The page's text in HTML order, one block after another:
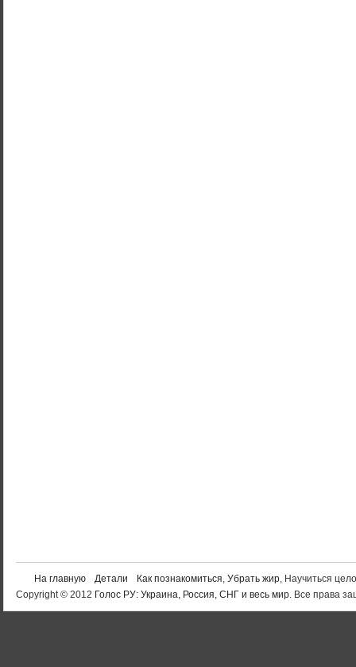
На главную Детали Как познакомиться, Убрать жир, Научиться
Copyright © 2012 Голос РУ: Украина, Россия, СНГ и весь мир. Все права